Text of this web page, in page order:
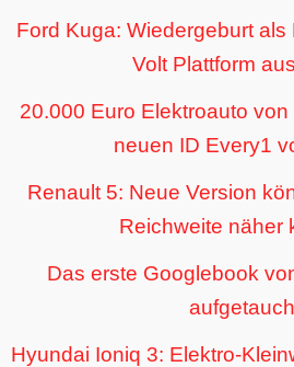
Ford Kuga: Wiedergeburt als
Volt Plattform
20.000 Euro Elektroauto
neuen ID Every1
Renault 5: Neue Version
Reichweite näher
Das erste Googlebook
Hyundai Ioniq 3: Elektro-